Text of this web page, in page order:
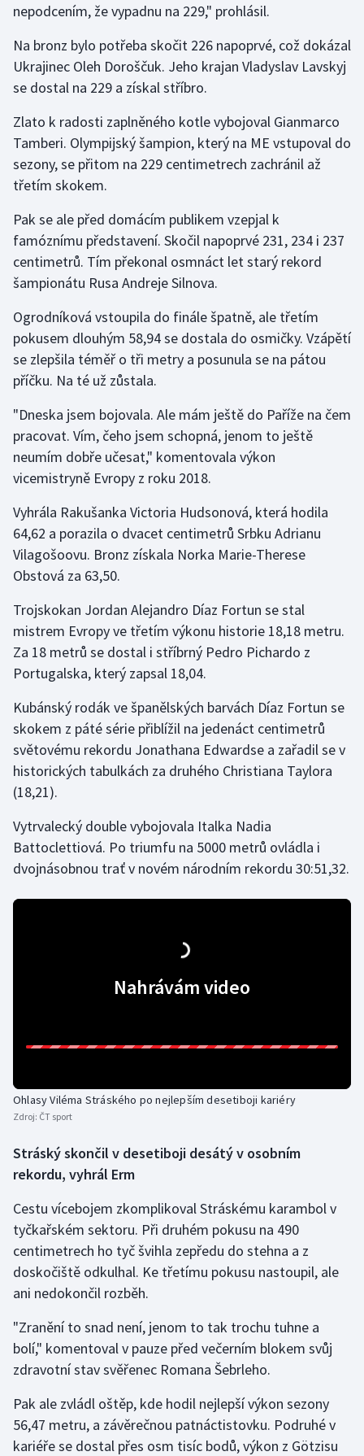
nepodcením, že vypadnu na 229," prohlásil.
Na bronz bylo potřeba skočit 226 napoprvé, což dokázal
Ukrajinec Oleh Doroščuk. Jeho krajan Vladyslav Lavskyj
se dostal na 229 a získal stříbro.
Zlato k radosti zaplněného kotle vybojoval Gianmarco
Tamberi. Olympijský šampion, který na ME vstupoval do
sezony, se přitom na 229 centimetrech zachránil až
třetím skokem.
Pak se ale před domácím publikem vzepjal k
famóznímu představení. Skočil napoprvé 231, 234 i 237
centimetrů. Tím překonal osmnáct let starý rekord
šampionátu Rusa Andreje Silnova.
Ogrodníková vstoupila do finále špatně, ale třetím
pokusem dlouhým 58,94 se dostala do osmičky. Vzápětí
se zlepšila téměř o tři metry a posunula se na pátou
příčku. Na té už zůstala.
"Dneska jsem bojovala. Ale mám ještě do Paříže na čem
pracovat. Vím, čeho jsem schopná, jenom to ještě
neumím dobře učesat," komentovala výkon
vicemistryně Evropy z roku 2018.
Vyhrála Rakušanka Victoria Hudsonová, která hodila
64,62 a porazila o dvacet centimetrů Srbku Adrianu
Vilagošoovu. Bronz získala Norka Marie-Therese
Obstová za 63,50.
Trojskokan Jordan Alejandro Díaz Fortun se stal
mistrem Evropy ve třetím výkonu historie 18,18 metru.
Za 18 metrů se dostal i stříbrný Pedro Pichardo z
Portugalska, který zapsal 18,04.
Kubánský rodák ve španělských barvách Díaz Fortun se
skokem z páté série přiblížil na jedenáct centimetrů
světovému rekordu Jonathana Edwardse a zařadil se v
historických tabulkách za druhého Christiana Taylora
(18,21).
Vytrvalecký double vybojovala Italka Nadia
Battoclettiová. Po triumfu na 5000 metrů ovládla i
dvojnásobnou trať v novém národním rekordu 30:51,32.
Nahrávám video
Ohlasy Viléma Stráského po nejlepším desetiboji kariéry
Zdroj: ČT sport
Stráský skončil v desetiboji desátý v osobním
rekordu, vyhrál Erm
Cestu vícebojem zkomplikoval Stráskému karambol v
tyčkařském sektoru. Při druhém pokusu na 490
centimetrech ho tyč švihla zepředu do stehna a z
doskočiště odkulhal. Ke třetímu pokusu nastoupil, ale
ani nedokončil rozběh.
"Zranění to snad není, jenom to tak trochu tuhne a
bolí," komentoval v pauze před večerním blokem svůj
zdravotní stav svěřenec Romana Šebrleho.
Pak ale zvládl oštěp, kde hodil nejlepší výkon sezony
56,47 metru, a závěrečnou patnáctistovku. Podruhé v
kariéře se dostal přes osm tisíc bodů, výkon z Götzisu